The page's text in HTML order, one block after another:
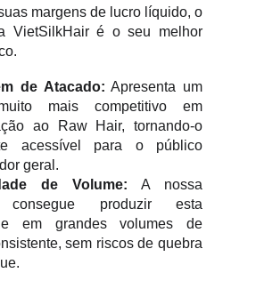
margens de lucro líquido, o
VietSilkHair é o seu melhor
de Atacado: Apresenta um
mais competitivo em
ao Raw Hair, tornando-o
acessível para o público
geral.
de Volume: A nossa
consegue produzir esta
em grandes volumes de
sem riscos de quebra